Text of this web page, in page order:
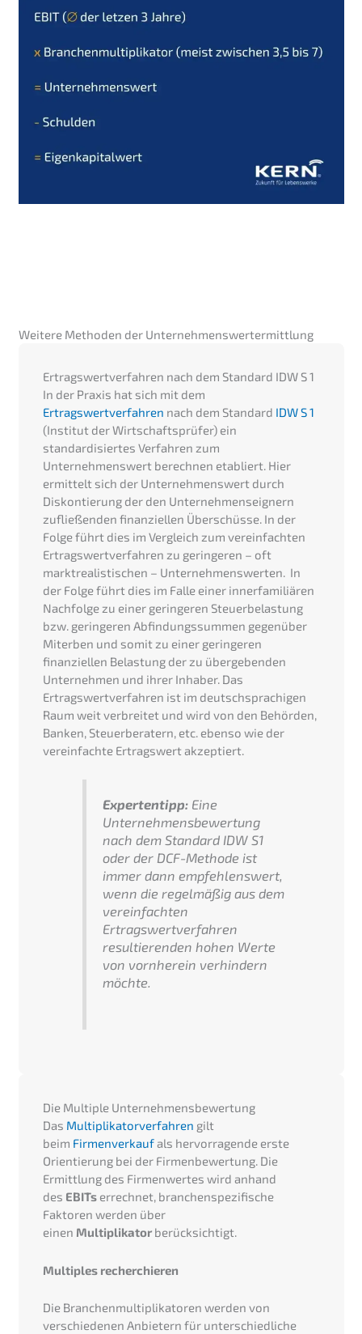
Weitere Methoden der Unternehmenswertermittlung
Ertragswertverfahren nach dem Standard IDW S 1
In der Praxis hat sich mit dem
Ertragswertverfahren nach dem Standard IDW S 1
(Institut der Wirtschaftsprüfer) ein
standardisiertes Verfahren zum
Unternehmenswert berechnen etabliert. Hier
ermittelt sich der Unternehmenswert durch
Diskontierung der den Unternehmenseignern
zufließenden finanziellen Überschüsse. In der
Folge führt dies im Vergleich zum vereinfachten
Ertragswertverfahren zu geringeren – oft
marktrealistischen – Unternehmenswerten. In
der Folge führt dies im Falle einer innerfamiliären
Nachfolge zu einer geringeren Steuerbelastung
bzw. geringeren Abfindungssummen gegenüber
Miterben und somit zu einer geringeren
finanziellen Belastung der zu übergebenden
Unternehmen und ihrer Inhaber. Das
Ertragswertverfahren ist im deutschsprachigen
Raum weit verbreitet und wird von den Behörden,
Banken, Steuerberatern, etc. ebenso wie der
vereinfachte Ertragswert akzeptiert.
Expertentipp:Eine
Unternehmensbewertung
nach dem Standard IDW S1
oder der DCF-Methode ist
immer dann empfehlenswert,
wenn die regelmäßig aus dem
vereinfachten
Ertragswertverfahren
resultierenden hohen Werte
von vornherein verhindern
möchte.
Die Multiple Unternehmensbewertung
Das Multiplikatorverfahren gilt
beim Firmenverkaufals hervorragende erste
Orientierung bei der Firmenbewertung. Die
Ermittlung des Firmenwertes wird anhand
des EBITserrechnet, branchenspezifische
Faktoren werden über
einen Multiplikatorberücksichtigt.
Multiples recherchieren
Die Branchenmultiplikatoren werden von
verschiedenen Anbietern für unterschiedliche